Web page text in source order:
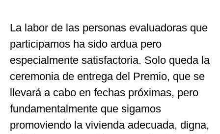
La labor de las personas evaluadoras que
participamos ha sido ardua pero
especialmente satisfactoria. Solo queda la
ceremonia de entrega del Premio, que se
llevará a cabo en fechas próximas, pero
fundamentalmente que sigamos
promoviendo la vivienda adecuada, digna,